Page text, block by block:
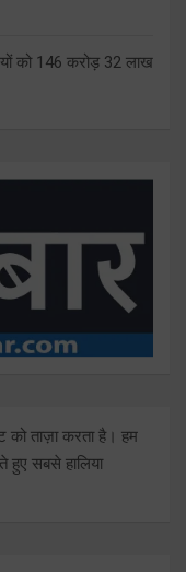
को 146 करोड़ 32 लाख
को ताज़ा करता है। हम
सबसे हालिया